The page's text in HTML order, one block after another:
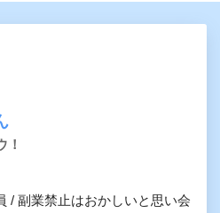
！
/ 副業禁止はおかしいと思い会